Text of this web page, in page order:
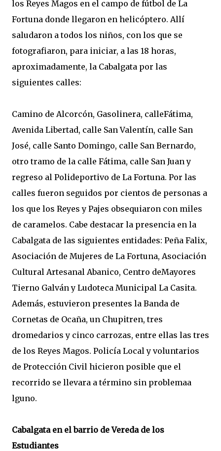
los Reyes Magos en el campo de fútbol de La
Fortuna donde llegaron en helicóptero. Allí
saludaron a todos los niños, con los que se
fotografiaron, para iniciar, a las 18 horas,
aproximadamente, la Cabalgata por las
siguientes calles:
Camino de Alcorcón, Gasolinera, calleFátima,
Avenida Libertad, calle San Valentín, calle San
José, calle Santo Domingo, calle San Bernardo,
otro tramo de la calle Fátima, calle San Juan y
regreso al Polideportivo de La Fortuna. Por las
calles fueron seguidos por cientos de personas a
los que los Reyes y Pajes obsequiaron con miles
de caramelos. Cabe destacar la presencia en la
Cabalgata de las siguientes entidades: Peña Falix,
Asociación de Mujeres de La Fortuna, Asociación
Cultural Artesanal Abanico, Centro deMayores
Tierno Galván y Ludoteca Municipal La Casita.
Además, estuvieron presentes la Banda de
Cornetas de Ocaña, un Chupitren, tres
dromedarios y cinco carrozas, entre ellas las tres
de los Reyes Magos. Policía Local y voluntarios
de Protección Civil hicieron posible que el
recorrido se llevara a término sin problemaa
lguno.
Cabalgata en el barrio de Vereda de los
Estudiantes